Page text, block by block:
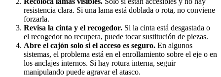
resistencia clara. Si una lama está doblada o rota, no conviene
forzarla.
Revisa la cinta y el recogedor. Si la cinta está desgastada o
el recogedor no recupera, puede tocar sustitución de piezas.
Abre el cajón solo si el acceso es seguro. En algunos
sistemas, el problema está en el enrollamiento sobre el eje o en
los anclajes internos. Si hay rotura interna, seguir
manipulando puede agravar el atasco.